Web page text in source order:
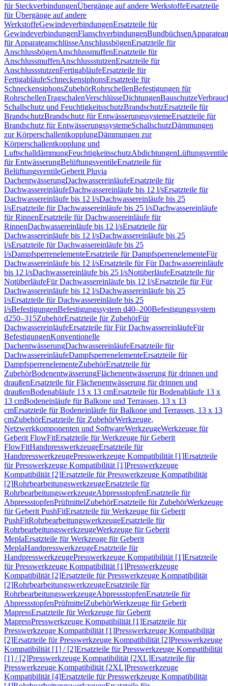
für SteckverbindungenÜbergänge auf andere WerkstoffeErsatzteile
für Übergänge auf andere
WerkstoffeGewindeverbindungenErsatzteile für
GewindeverbindungenFlanschverbindungenBundbüchsen
für ApparateanschlüsseAnschlussbögenErsatzteile für
AnschlussbögenAnschlussmuffenErsatzteile für
AnschlussmuffenAnschlussstutzenErsatzteile für
AnschlussstutzenFertigabläufeErsatzteile für
FertigabläufeSchneckensiphonsErsatzteile für
SchneckensiphonsZubehörRohrschellenBefestigungen für
RohrschellenTragschalenVerschlüsseDichtungenBauschutze
Schallschutz und FeuchtigkeitsschutzBrandschutzErsatzteile für
BrandschutzBrandschutz für EntwässerungssystemeErsatzteile für
Brandschutz für EntwässerungssystemeSchallschutzDämmungen
zur KörperschallentkopplungDämmungen zur
Körperschallentkopplung und
LuftschalldämmungFeuchtigkeitsschutzAbdichtungenLüftungsventile
für EntwässerungBelüftungsventileErsatzteile für
BelüftungsventileGeberit Pluvia
DachentwässerungDachwassereinläufeErsatzteile für
DachwassereinläufeDachwassereinläufe bis 12 l/sErsatzteile für
Dachwassereinläufe bis 12 l/sDachwassereinläufe bis 25
l/sErsatzteile für Dachwassereinläufe bis 25 l/sDachwassereinläufe
für RinnenErsatzteile für Dachwassereinläufe für
RinnenDachwassereinläufe bis 12 l/sErsatzteile für
Dachwassereinläufe bis 12 l/sDachwassereinläufe bis 25
l/sErsatzteile für Dachwassereinläufe bis 25
l/sDampfsperrenelementeErsatzteile für DampfsperrenelementeFür
Dachwassereinläufe bis 12 l/sErsatzteile für Für Dachwassereinläufe
bis 12 l/sDachwassereinläufe bis 25 l/sNotüberläufeErsatzteile für
NotüberläufeFür Dachwassereinläufe bis 12 l/sErsatzteile für Für
Dachwassereinläufe bis 12 l/sDachwassereinläufe bis 25
l/sErsatzteile für Dachwassereinläufe bis 25
l/sBefestigungenBefestigungssystem d40–200Befestigungssystem
d250–315ZubehörErsatzteile für ZubehörFür
DachwassereinläufeErsatzteile für Für DachwassereinläufeFür
BefestigungenKonventionelle
DachentwässerungDachwassereinläufeErsatzteile für
DachwassereinläufeDampfsperrenelementeErsatzteile für
DampfsperrenelementeZubehörErsatzteile für
ZubehörBodenentwässerungFlächenentwässerung für drinnen und
draußenErsatzteile für Flächenentwässerung für drinnen und
draußenBodenabläufe 13 x 13 cmErsatzteile für Bodenabläufe 13 x
13 cmBodeneinläufe für Balkone und Terrassen, 13 x 13
cmErsatzteile für Bodeneinläufe für Balkone und Terrassen, 13 x 13
cmZubehörErsatzteile für ZubehörWerkzeuge,
Netzwerkkomponenten und SoftwareWerkzeugeWerkzeuge für
Geberit FlowFitErsatzteile für Werkzeuge für Geberit
FlowFitHandpresswerkzeugeErsatzteile für
HandpresswerkzeugePresswerkzeuge Kompatibilität [1]Ersatzteile
für Presswerkzeuge Kompatibilität [1]Presswerkzeuge
Kompatibilität [2]Ersatzteile für Presswerkzeuge Kompatibilität
[2]RohrbearbeitungswerkzeugeErsatzteile für
RohrbearbeitungswerkzeugeAbpressstopfenErsatzteile für
AbpressstopfenPrüfmittelZubehörErsatzteile für ZubehörWerkzeuge
für Geberit PushFitErsatzteile für Werkzeuge für Geberit
PushFitRohrbearbeitungswerkzeugeErsatzteile für
RohrbearbeitungswerkzeugeWerkzeuge für Geberit
MeplaErsatzteile für Werkzeuge für Geberit
MeplaHandpresswerkzeugeErsatzteile für
HandpresswerkzeugePresswerkzeuge Kompatibilität [1]Ersatzteile
für Presswerkzeuge Kompatibilität [1]Presswerkzeuge
Kompatibilität [2]Ersatzteile für Presswerkzeuge Kompatibilität
[2]RohrbearbeitungswerkzeugeErsatzteile für
RohrbearbeitungswerkzeugeAbpressstopfenErsatzteile für
AbpressstopfenPrüfmittelZubehörWerkzeuge für Geberit
MapressErsatzteile für Werkzeuge für Geberit
MapressPresswerkzeuge Kompatibilität [1]Ersatzteile für
Presswerkzeuge Kompatibilität [1]Presswerkzeuge Kompatibilität
[2]Ersatzteile für Presswerkzeuge Kompatibilität [2]Presswerkzeuge
Kompatibilität [1] / [2]Ersatzteile für Presswerkzeuge Kompatibilität
[1] / [2]Presswerkzeuge Kompatibilität [2XL]Ersatzteile für
Presswerkzeuge Kompatibilität [2XL]Presswerkzeuge
Kompatibilität [4]Ersatzteile für Presswerkzeuge Kompatibilität